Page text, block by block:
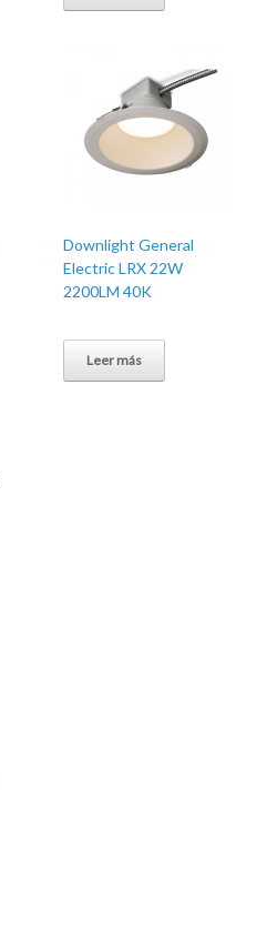
Downlight General
Electric LRX 22W
2200LM 40K
Leer más